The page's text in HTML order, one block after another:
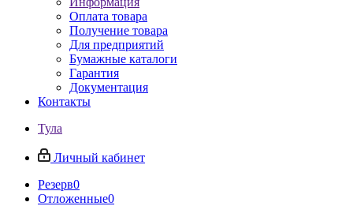
Оплата товара
Получение товара
Для предприятий
Бумажные каталоги
Гарантия
Документация
Контакты
Тула
Личный кабинет
Резерв0
Отложенные0